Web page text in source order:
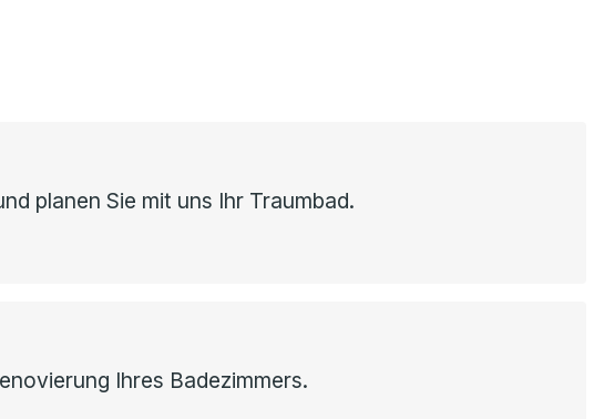
planen Sie mit uns Ihr Traumbad.
Ihres Badezimmers.